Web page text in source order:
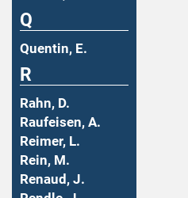
Q
Quentin, E.
R
Rahn, D.
Raufeisen, A.
Reimer, L.
Rein, M.
Renaud, J.